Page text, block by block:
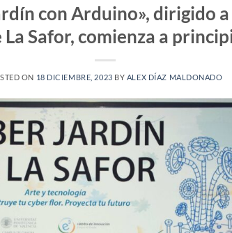
con Arduino», dirigido
Safor, comienza a
ON 18 DICIEMBRE, 2023 BY ALEX DÍAZ MALDONADO